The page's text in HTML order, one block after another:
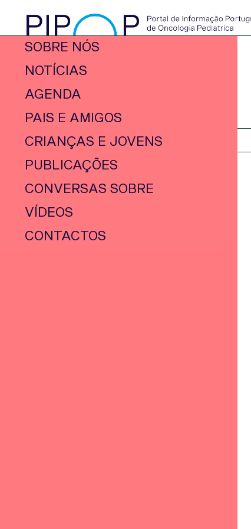
SOBRE NÓS
NOTÍCIAS
AGENDA
PAIS E AMIGOS
CRIANÇAS E JOVENS
PUBLICAÇÕES
CONVERSAS SOBRE
VÍDEOS
CONTACTOS